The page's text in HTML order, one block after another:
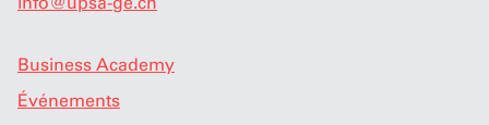
Business Academy
Événements